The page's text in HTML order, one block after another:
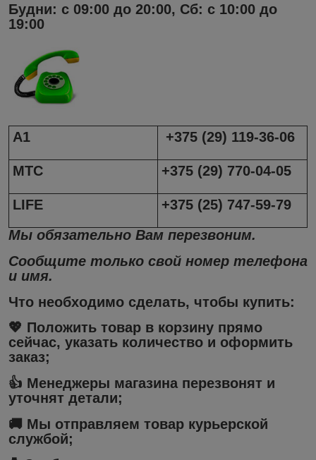
Будни: с 09:00 до 20:00, Сб: с 10:00 до
19:00
А1 +375 (29) 119-36-06
МТС +375 (29) 770-04-05
LIFE
+375 (25) 747-59-79
Мы обязательно Вам перезвоним.
Сообщите только свой номер телефона
и имя.
Что необходимо сделать, чтобы купить:
💖 Положить товар в корзину прямо
сейчас, указать количество и оформить
заказ;
👍 Менеджеры магазина перезвонят и
уточнят детали;
🚚 Мы отправляем товар курьерской
службой;